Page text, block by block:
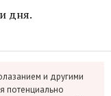
дня.
и другими
потенциально